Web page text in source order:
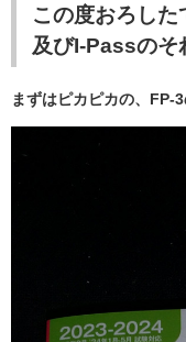
この度おろし
及びI-Passのそ
まずはピカピカの、FP-